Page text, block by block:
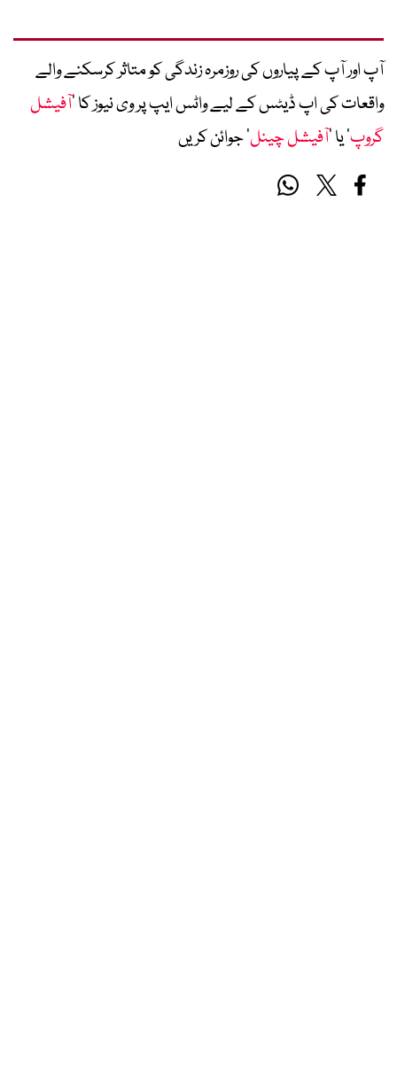
آپ اور آپ کے پیاروں کی روزمرہ زندگی کو متاثر کرسکنے والے
واقعات کی اپ ڈیٹس کے لیے واٹس ایپ پر وی نیوز کا ’آفیشل
گروپ‘ یا ’آفیشل چینل‘ جوائن کریں